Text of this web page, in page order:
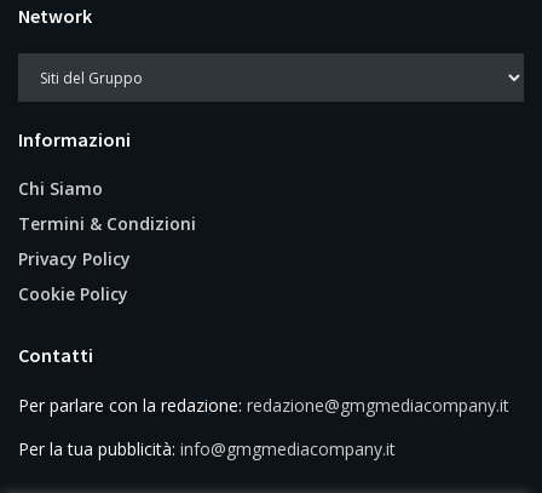
Network
Informazioni
Chi Siamo
Termini & Condizioni
Privacy Policy
Cookie Policy
Contatti
Per parlare con la redazione: redazione@gmgmediacompany.it
Per la tua pubblicità: info@gmgmediacompany.it